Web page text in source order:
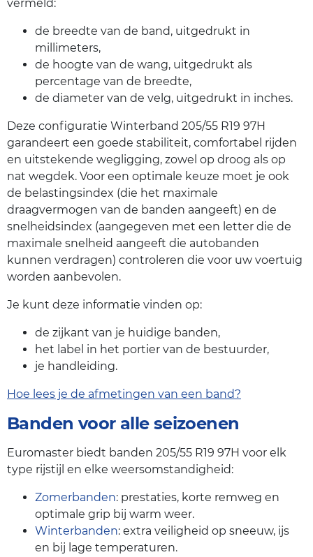
vermeld:
de breedte van de band, uitgedrukt in
millimeters,
de hoogte van de wang, uitgedrukt als
percentage van de breedte,
de diameter van de velg, uitgedrukt in inches.
Deze configuratie Winterband 205/55 R19 97H
garandeert een goede stabiliteit, comfortabel rijden
en uitstekende wegligging, zowel op droog als op
nat wegdek. Voor een optimale keuze moet je ook
de belastingsindex (die het maximale
draagvermogen van de banden aangeeft) en de
snelheidsindex (aangegeven met een letter die de
maximale snelheid aangeeft die autobanden
kunnen verdragen) controleren die voor uw voertuig
worden aanbevolen.
Je kunt deze informatie vinden op:
de zijkant van je huidige banden,
het label in het portier van de bestuurder,
je handleiding.
Hoe lees je de afmetingen van een band?
Banden voor alle seizoenen
Euromaster biedt banden 205/55 R19 97H voor elk
type rijstijl en elke weersomstandigheid:
Zomerbanden: prestaties, korte remweg en
optimale grip bij warm weer.
Winterbanden: extra veiligheid op sneeuw, ijs
en bij lage temperaturen.